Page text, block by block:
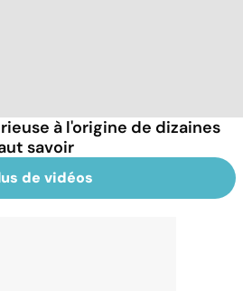
à l'origine de dizaines
savoir
de vidéos